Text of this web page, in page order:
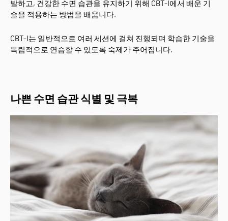
발하고, 건강한 수면 습관을 유지하기 위해 CBT-I에서 배운 기
술을 적용하는 방법을 배웁니다.
CBT-I는 일반적으로 여러 세션에 걸쳐 진행되며 학습한 기술을
독립적으로 연습할 수 있도록 숙제가 주어집니다.
나쁜 수면 습관 식별 및 극복